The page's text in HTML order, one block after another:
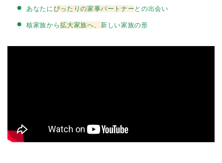
あなたにぴったりの家事パートナー との出会い
核家族から拡大家族へ、 新しい家族の形